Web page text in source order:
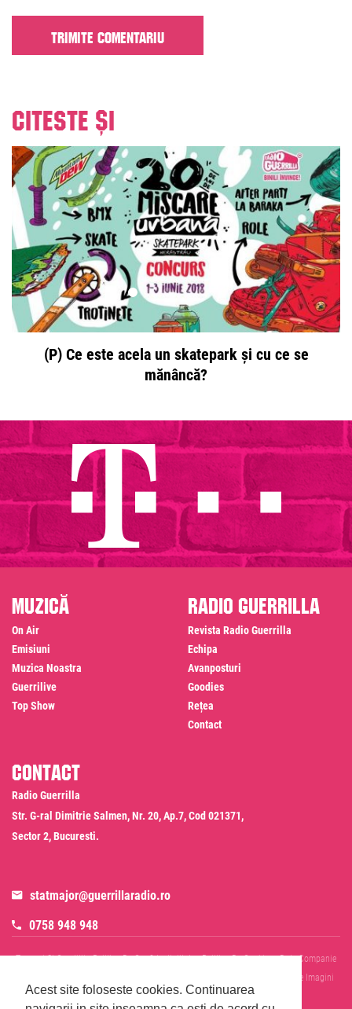
Acest site foloseste cookies. Continuarea
Citeste și
(P) Ce este acela un skatepark și cu ce se
mănâncă?
Muzică
On Air
Emisiuni
Muzica Noastra
Guerrilive
Top Show
Radio Guerrilla
Revista Radio Guerrilla
Echipa
Avanposturi
Goodies
Rețea
Contact
Contact
Radio Guerrilla
Str. G-ral Dimitrie Salmen, Nr. 20, Ap.7, Cod 021371,
Sector 2, Bucuresti.
statmajor@guerrillaradio.ro
0758 948 948
Termeni Si Conditii Politica De Confidentialitate Politica De Cookies
Date Companie
Informare Prelucrare Imagini
Evenimente
Cod Deontologic